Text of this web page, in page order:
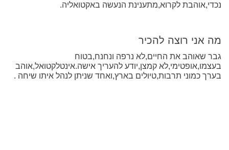
נכדי,אוהבת לקרוא,מתענינת הנעשה באקטואליה.
מה אני רוצה להכיר
גבר שאוהב את החיים,לא נרפה ונחנח,בטוח
בעצמו,אופטימי,לא קמצן,יודע להעריך אישה.אינטלקטואל,אוהב
בערך כמוני תרבות,טיולים בארץ,ואחד שניתן לנהל איתו שיחה .